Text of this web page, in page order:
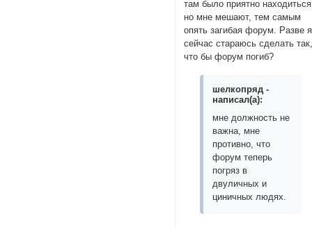
там было приятно
но мне мешают, тем самым
опять загибая форум. Разве я
сейчас стараюсь сделать
что бы форум погиб?
шелкопряд -
написал(а):
мне должность не
важна, мне
противно, что
форум теперь
погряз в
двуличных и
циничных людях.